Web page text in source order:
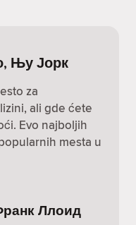
Њу Јорк
za
ali gde ćete
Evo najboljih
mesta u
Ллоид